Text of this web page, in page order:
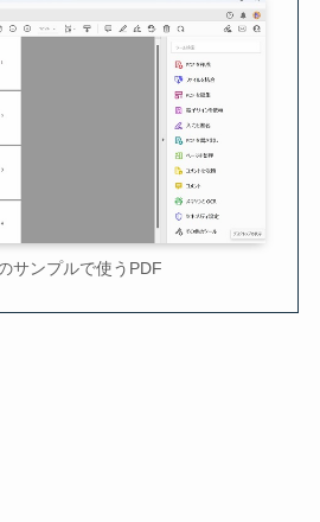
サンプルで使うPDF